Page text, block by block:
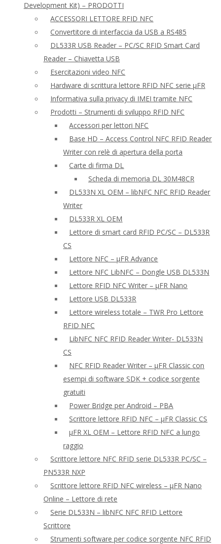
Development Kit) – PRODOTTI
ACCESSORI LETTORE RFID NFC
Convertitore di interfaccia da USB a RS485
DL533R USB Reader – PC/SC RFID Smart Card
Reader – Chiavetta USB
Esercitazioni video NFC
Hardware di scrittura lettore RFID NFC serie μFR
Informativa sulla privacy di IMEI tramite NFC
Prodotti – Strumenti di sviluppo RFID NFC
Accessori per lettori NFC
Base HD – Access Control NFC RFID Reader
Writer con relè di apertura della porta
Carte di firma DL
Scheda di memoria DL 30M48CR
DL533N XL OEM – libNFC NFC RFID Reader
Writer
DL533R XL OEM
Lettore di smart card RFID PC/SC – DL533R
CS
Lettore NFC – μFR Advance
Lettore NFC LibNFC – Dongle USB DL533N
Lettore RFID NFC Writer – μFR Nano
Lettore USB DL533R
Lettore wireless totale – TWR Pro Lettore
RFID NFC
LibNFC NFC RFID Reader Writer- DL533N
CS
NFC RFID Reader Writer – μFR Classic con
esempi di software SDK + codice sorgente
gratuiti
Power Bridge per Android – PBA
Scrittore lettore RFID NFC – μFR Classic CS
μFR XL OEM – Lettore RFID NFC a lungo
raggio
Scrittore lettore NFC RFID serie DL533R PC/SC –
PN533R NXP
Scrittore lettore RFID NFC wireless – μFR Nano
Online – Lettore di rete
Serie DL533N – libNFC NFC RFID Lettore
Scrittore
Strumenti software per codice sorgente NFC RFID